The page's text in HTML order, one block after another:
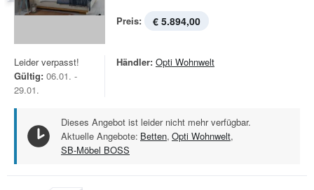
Preis: € 5.894,00
Leider verpasst!
Gültig: 06.01. -
29.01.
Händler: Opti Wohnwelt
Dieses Angebot ist leider nicht mehr verfügbar.
Aktuelle Angebote: Betten, Opti Wohnwelt,
SB-Möbel BOSS